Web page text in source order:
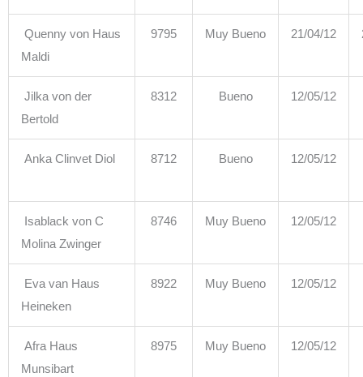
Quenny von Haus
Maldi
9795 Muy Bueno 21/04/12
Jilka von der
Bertold
8312 Bueno 12/05/12
Anka Clinvet Diol 8712 Bueno 12/05/12
Isablack von C
Molina Zwinger
8746 Muy Bueno 12/05/12
Eva van Haus
Heineken
8922 Muy Bueno 12/05/12
Afra Haus
Munsibart
8975 Muy Bueno 12/05/12